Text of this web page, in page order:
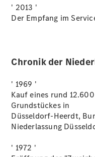
' 2013 '
Der Empfang im
Chronik der
' 1969 '
Kauf eines rund
Grundstückes in
Düsseldorf-Heerdt,
Niederlassung
' 1972 '